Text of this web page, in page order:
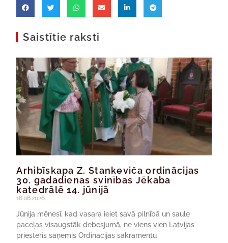
Saistītie raksti
Arhibīskapa Z. Stankeviča ordinācijas
30. gadadienas svinības Jēkaba
katedrālē 14. jūnijā
16.06.2026.
Jūnija mēnesī, kad vasara ieiet savā pilnībā un saule
paceļas visaugstāk debesjumā, ne viens vien Latvijas
priesteris saņēmis Ordinācijas sakramentu